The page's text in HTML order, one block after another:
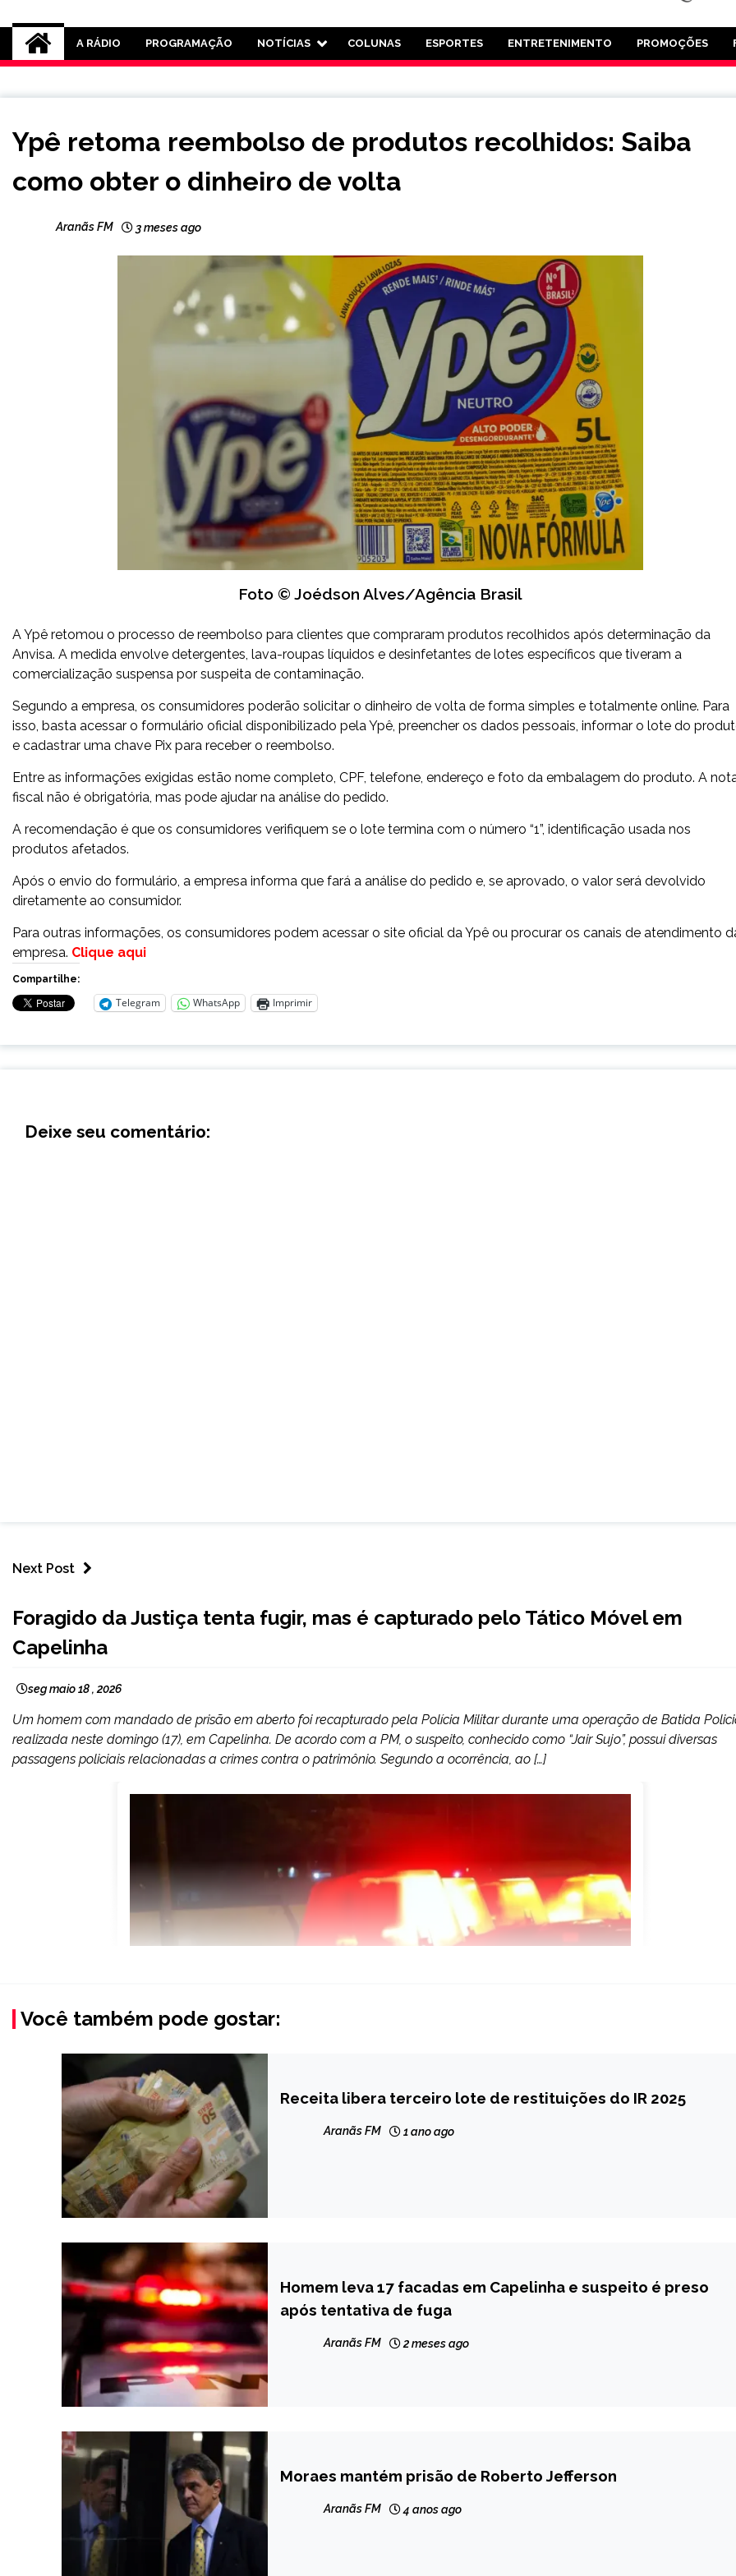
Rádio Aranãs 105.3
A RÁDIO PROGRAMAÇÃO NOTÍCIAS COLUNAS ESPORTES ENTRETENIMENTO PROMOÇÕES
NOTÍCIAS
Ypê retoma reembolso de produtos recolhidos: Saiba
como obter o dinheiro de volta
Aranãs FM 3 meses ago
Foto © Joédson Alves/Agência Brasil
A Ypê retomou o processo de reembolso para clientes que compraram produtos recolhidos após determinação da
Anvisa. A medida envolve detergentes, lava-roupas líquidos e desinfetantes de lotes específicos que tiveram a
comercialização suspensa por suspeita de contaminação.
Segundo a empresa, os consumidores poderão solicitar o dinheiro de volta de forma simples e totalmente online. Para
isso, basta acessar o formulário oficial disponibilizado pela Ypê, preencher os dados pessoais, informar o lote do
e cadastrar uma chave Pix para receber o reembolso.
Entre as informações exigidas estão nome completo, CPF, telefone, endereço e foto da embalagem do produto. A
fiscal não é obrigatória, mas pode ajudar na análise do pedido.
A recomendação é que os consumidores verifiquem se o lote termina com o número “1”, identificação usada nos
produtos afetados.
Após o envio do formulário, a empresa informa que fará a análise do pedido e, se aprovado, o valor será devolvido
diretamente ao consumidor.
Para outras informações, os consumidores podem acessar o site oficial da Ypê ou procurar os canais de atendimento
empresa. Clique aqui
Compartilhe:
Telegram WhatsApp Imprimir
Deixe seu comentário:
Next Post
NOTÍCIAS
Foragido da Justiça tenta fugir, mas é capturado pelo Tático Móvel em
Capelinha
seg maio 18 , 2026
Um homem com mandado de prisão em aberto foi recapturado pela Polícia Militar durante uma operação de Batida
realizada neste domingo (17), em Capelinha. De acordo com a PM, o suspeito, conhecido como “Jair Sujo”, possui diversas
passagens policiais relacionadas a crimes contra o patrimônio. Segundo a ocorrência, ao […]
Você também pode gostar:
BRASIL
NOTÍCIAS
Receita libera terceiro lote de restituições do IR 2025
Aranãs FM 1 ano ago
CAPELINHA
NOTÍCIAS
Homem leva 17 facadas em Capelinha e suspeito é preso
após tentativa de fuga
Aranãs FM 2 meses ago
BRASIL
NOTÍCIAS
Moraes mantém prisão de Roberto Jefferson
Aranãs FM 4 anos ago